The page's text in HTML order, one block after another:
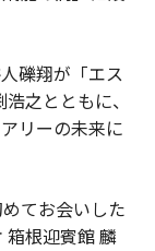
礫翔が「エス
之とともに、
リーの未来に
てお会いした
箱根迎賓館 麟